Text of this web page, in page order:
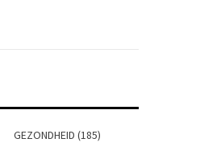
GEZONDHEID (185)